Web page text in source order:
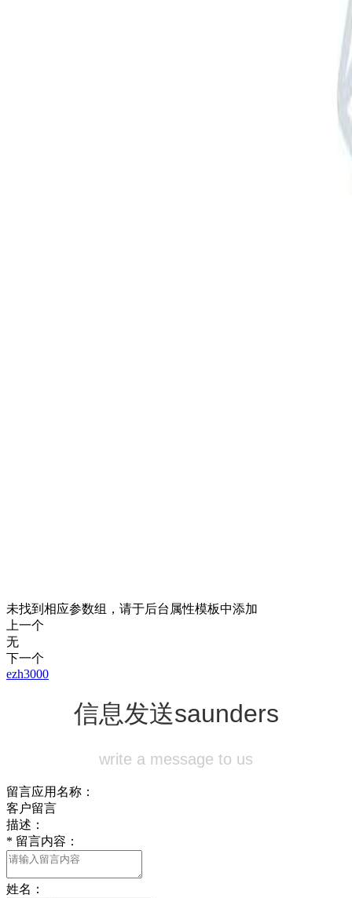
未找到相应参数组，请于后台属性模板中添加
上一个
无
下一个
ezh3000
信息发送saunders
write a message to us
留言应用名称：
客户留言
描述：
* 留言内容：
姓名：